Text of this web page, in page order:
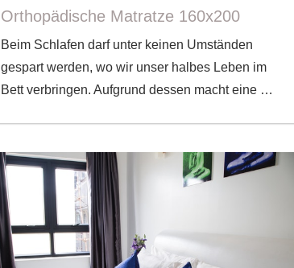
Orthopädische Matratze 160x200
Beim Schlafen darf unter keinen Umständen
gespart werden, wo wir unser halbes Leben im
Bett verbringen. Aufgrund dessen macht eine …